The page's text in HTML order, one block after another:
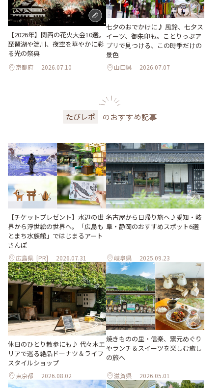
【2026年】関西の花火大会10選。
琵琶湖や淀川、夜空を華やかに彩
る光の祭典
京都府 2026.07.10
七夕のおでかけに♪ 風鈴、七夕ス
イーツ、御朱印も。ことりっぷア
プリで見つける、この時季だけの
景色
山口県 2026.07.07
たびレポ のおすすめ記事
【チケットプレゼント】水辺の世
界から浮世絵の世界へ。「広島も
とまち水族館」ではじまるアート
さんぽ
広島県 [PR] 2026.07.31
名古屋から日帰り旅へ♪愛知・岐
阜・静岡のおすすめスポット6選
岐阜県 2025.09.23
休日のひとり散歩にも♪ 代々木エ
リアで巡る絶品ドーナツ＆ライフ
スタイルショップ
東京都 2026.08.02
焼きものの里・信楽、窯元めぐり
やランチ＆スイーツを楽しむ癒し
の旅へ
滋賀県 2026.05.01